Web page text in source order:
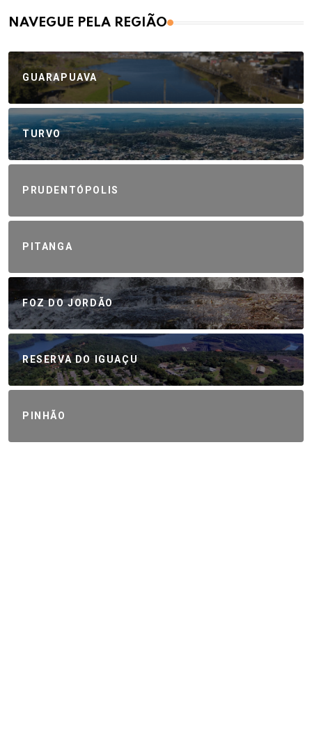
NAVEGUE PELA REGIÃO
GUARAPUAVA
TURVO
PRUDENTÓPOLIS
PITANGA
FOZ DO JORDÃO
RESERVA DO IGUAÇU
PINHÃO